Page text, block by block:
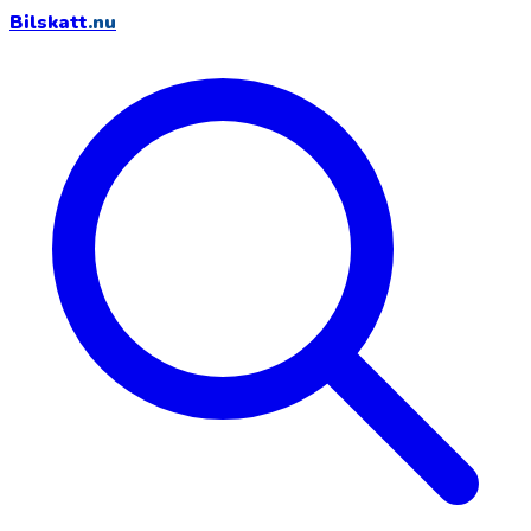
Bilskatt.nu